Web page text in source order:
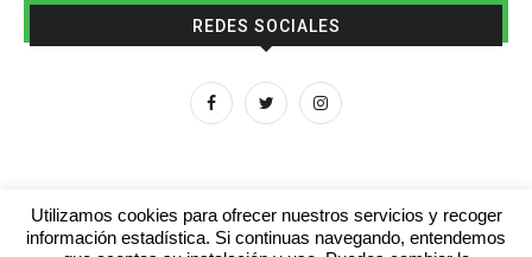
REDES SOCIALES
Utilizamos cookies para ofrecer nuestros servicios y recoger
información estadística. Si continuas navegando, entendemos